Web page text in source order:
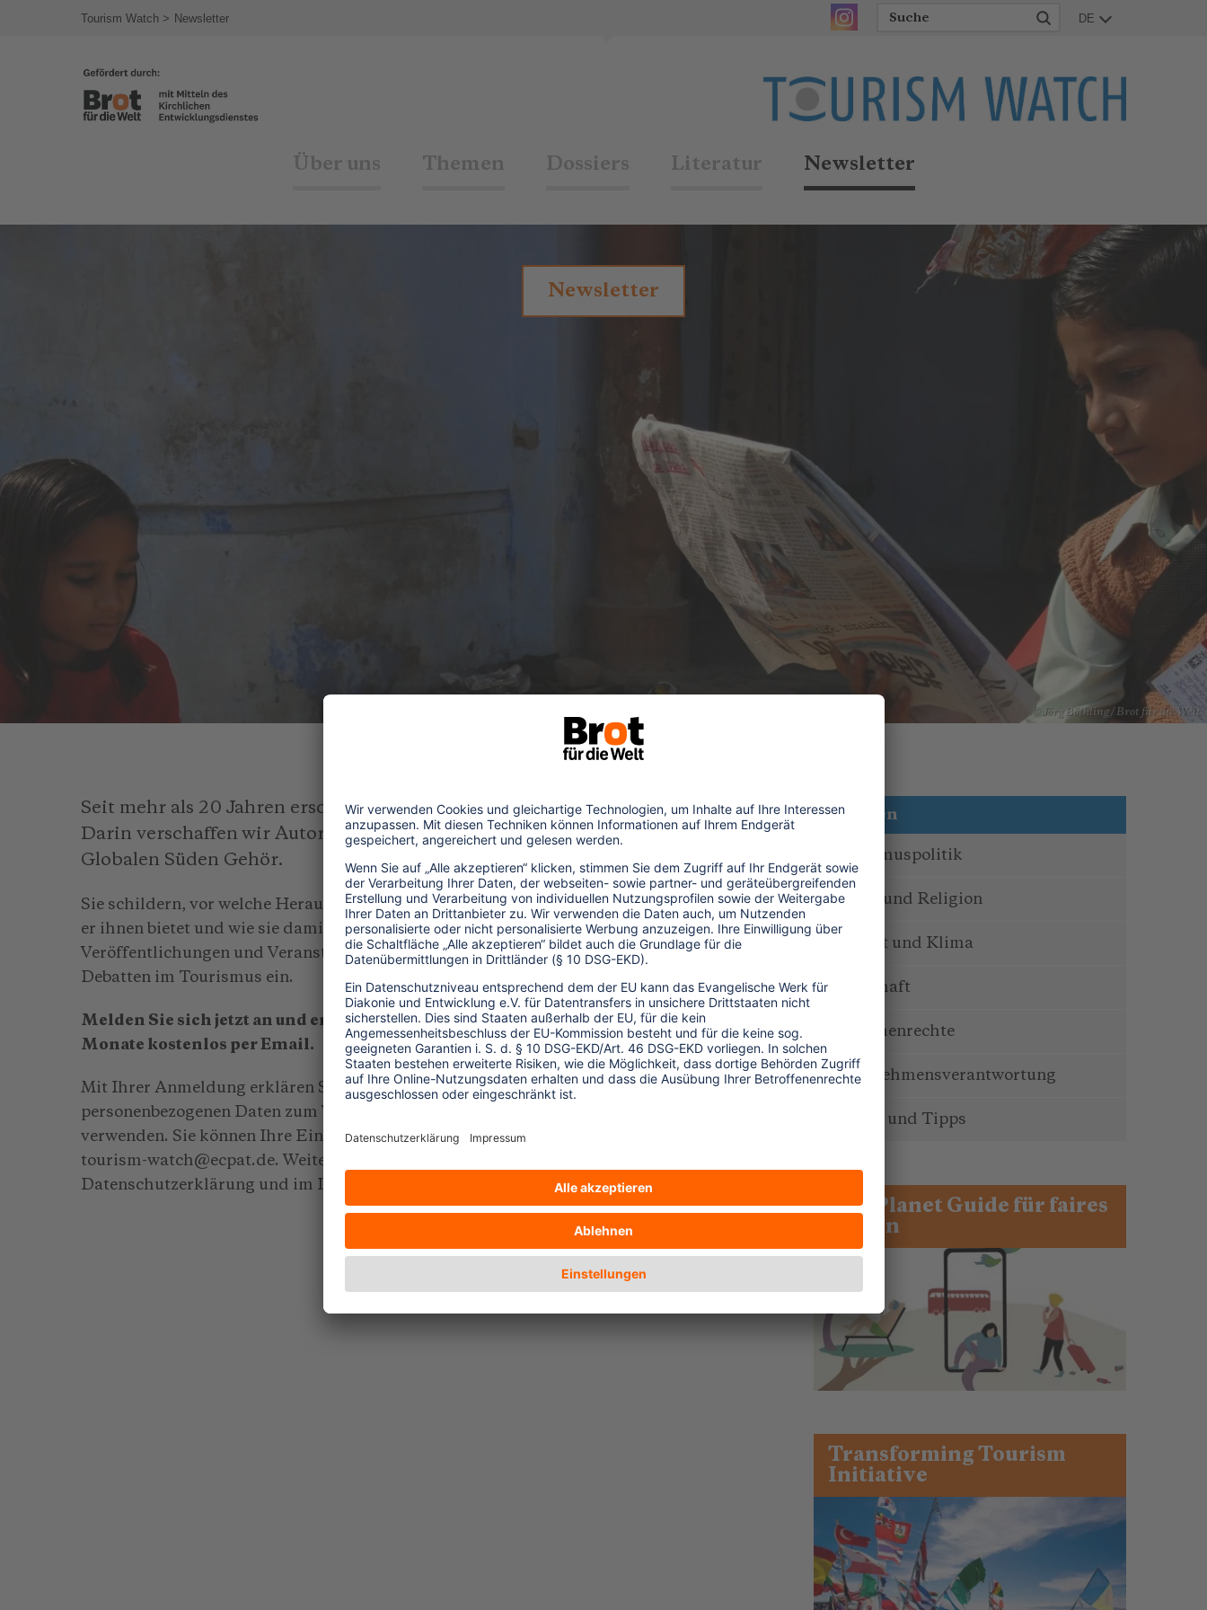
Tourism Watch Newsletter DE
Über uns Themen Dossiers Literatur Newsletter
© Jörg Böthling / Brot für die Welt
Newsletter
Seit mehr als 20 Jahren erscheint unser Tourism Watch Informationsdienst.
Darin verschaffen wir Autor*innen aus den touristischen Zielgebieten im
Globalen Süden Gehör.
Sie schildern, vor welche Herausforderungen der Tourismus sie stellt, welche Chancen
er ihnen bietet und wie sie damit umgehen. Außerdem weisen wir auf aktuelle
Veröffentlichungen und Veranstaltungen hin und ordnen entwicklungspolitische
Debatten im Tourismus ein.
Melden Sie sich jetzt an und erhalten Sie den Informationsdienst alle zwei bis drei
Monate kostenlos per Email.
Mit Ihrer Anmeldung erklären Sie sich einverstanden, dass wir Ihre angegebenen
personenbezogenen Daten zum Versand des Tourism Watch Newsletters per E-Mail
verwenden. Sie können Ihre Einwilligung jederzeit widerrufen, z. B. per E-Mail an
tourism-watch@ecpat.de. Weitere Informationen finden Sie in unserer
Datenschutzerklärung und im Impressum.
Themen
Tourismuspolitik
Kultur und Religion
Umwelt und Klima
Wirtschaft
Menschenrechte
Unternehmensverantwortung
Service und Tipps
One Planet Guide für faires
Reisen
Transforming Tourism
Initiative